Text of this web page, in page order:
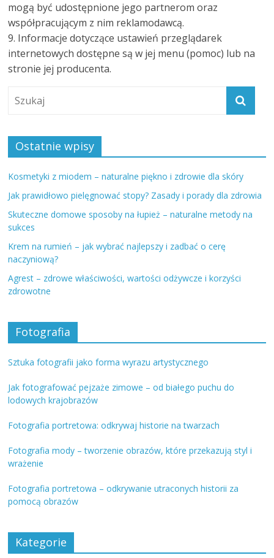
mogą być udostępnione jego partnerom oraz
współpracującym z nim reklamodawcą.
9. Informacje dotyczące ustawień przeglądarek
internetowych dostępne są w jej menu (pomoc) lub na
stronie jej producenta.
Ostatnie wpisy
Kosmetyki z miodem – naturalne piękno i zdrowie dla skóry
Jak prawidłowo pielęgnować stopy? Zasady i porady dla zdrowia
Skuteczne domowe sposoby na łupież – naturalne metody na
sukces
Krem na rumień – jak wybrać najlepszy i zadbać o cerę
naczyniową?
Agrest – zdrowe właściwości, wartości odżywcze i korzyści
zdrowotne
Fotografia
Sztuka fotografii jako forma wyrazu artystycznego
Jak fotografować pejzaże zimowe – od białego puchu do
lodowych krajobrazów
Fotografia portretowa: odkrywaj historie na twarzach
Fotografia mody – tworzenie obrazów, które przekazują styl i
wrażenie
Fotografia portretowa – odkrywanie utraconych historii za
pomocą obrazów
Kategorie